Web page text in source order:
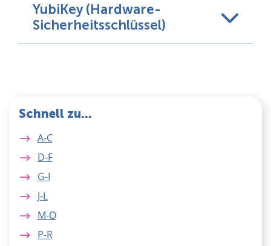
YubiKey (Hardware-
Sicherheitsschlüssel)
Schnell zu...
A-C
D-F
G-I
J-L
M-O
P-R